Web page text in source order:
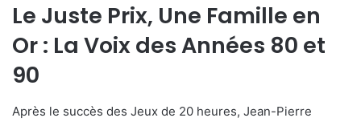
Le Juste Prix, Une Famille en
Or : La Voix des Années 80 et
90
Après le succès des Jeux de 20 heures, Jean-Pierre